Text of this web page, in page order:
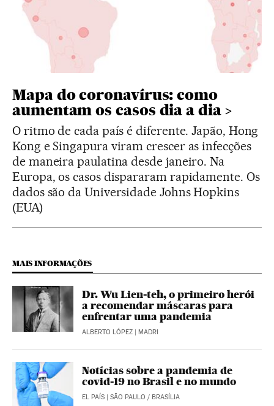
Mapa do coronavírus: como
aumentam os casos dia a dia
O ritmo de cada país é diferente. Japão, Hong
Kong e Singapura viram crescer as infecções
de maneira paulatina desde janeiro. Na
Europa, os casos dispararam rapidamente. Os
dados são da Universidade Johns Hopkins
(EUA)
MAIS INFORMAÇÕES
Dr. Wu Lien-teh, o primeiro herói
a recomendar máscaras para
enfrentar uma pandemia
ALBERTO LÓPEZ | MADRI
Notícias sobre a pandemia de
covid-19 no Brasil e no mundo
EL PAÍS | SÃO PAULO / BRASÍLIA